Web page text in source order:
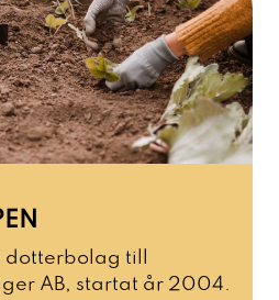
till
AB, startat år 2004.